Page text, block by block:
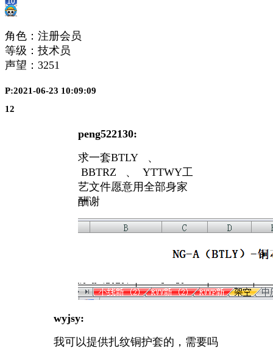
角色：注册会员
等级：技术员
声望： 3251
P:2021-06-23 10:09:09
12
peng522130:
求一套BTLY 、
BBTRZ 、 YTTWY工
艺文件愿意用全部身家
酬谢
wyjsy:
我可以提供扎纹铜护套的，需要吗